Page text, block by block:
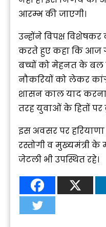
आरम्भ की जाएगी।
उन्होंने विपक्ष
करते हुए कहा कि आज
बच्चों को मेहनत के बल
नौकरियों को लेकर
शासन काल याद
तरह युवाओं के हितों पर
इस अवसर पर
रस्तोगी व मुख्यमंत्री के
जेटली भी उपस्थित रहे।